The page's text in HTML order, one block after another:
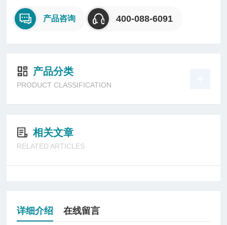
产品咨询 400-088-6091
产品分类
PRODUCT CLASSIFICATION
相关文章
RELATED ARTICLES
详细介绍 在线留言